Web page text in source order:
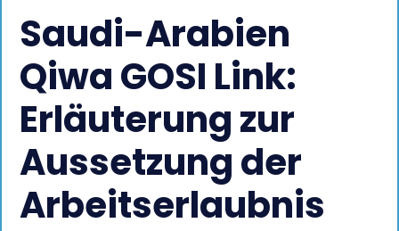
Saudi-Arabien
Qiwa GOSI Link:
Erläuterung zur
Aussetzung der
Arbeitserlaubnis